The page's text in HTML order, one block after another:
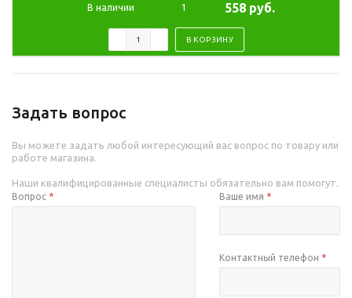
В наличии 1 558 руб.
В КОРЗИНУ
Задать вопрос
Вы можете задать любой интересующий вас вопрос по товару или
работе магазина.
Наши квалифицированные специалисты обязательно вам помогут.
Вопрос * Ваше имя *
Контактный телефон *